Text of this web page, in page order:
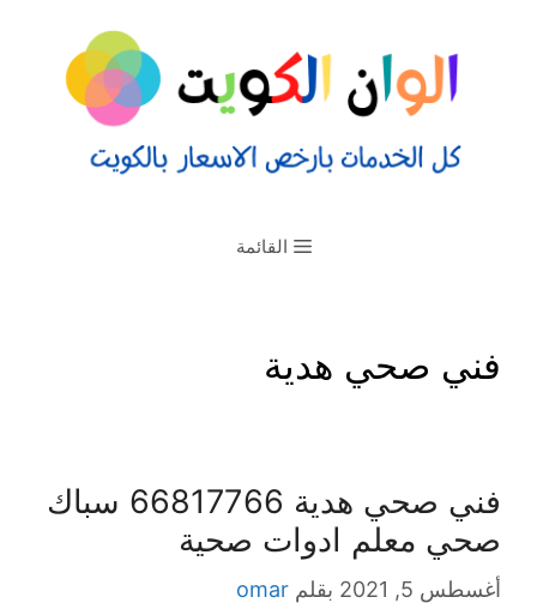
القائمة
فني صحي هدية
فني صحي هدية 66817766 سباك
صحي معلم ادوات صحية
أغسطس 5, 2021 بقلم omar